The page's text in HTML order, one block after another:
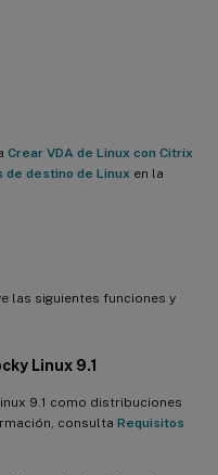
Crear VDA de Linux con Citrix
de destino de Linux en la
las siguientes funciones y
Linux 9.1
9.1 como distribuciones
consulta Requisitos